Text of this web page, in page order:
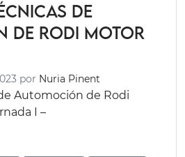
de
de Rodi Motor
por Nuria Pinent
Automoción de Rodi
I –